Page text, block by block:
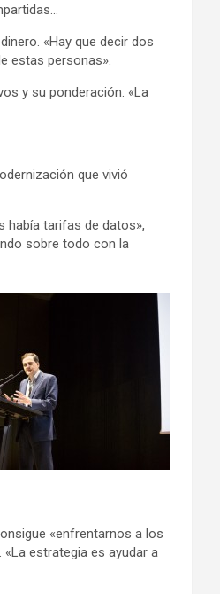
«Hay que decir dos
estas personas».
y su ponderación. «La
que vivió
había tarifas de datos»,
sobre todo con la
«enfrentarnos a los
estrategia es ayudar a